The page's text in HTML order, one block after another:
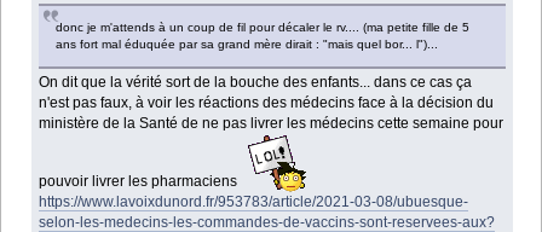
donc je m'attends à un coup de fil pour décaler le rv.... (ma petite fille de 5
ans fort mal éduquée par sa grand mère dirait : "mais quel bor... l")...
On dit que la vérité sort de la bouche des enfants... dans ce cas ça
n'est pas faux, à voir les réactions des médecins face à la décision du
ministère de la Santé de ne pas livrer les médecins cette semaine pour
pouvoir livrer les pharmaciens
https://www.lavoixdunord.fr/953783/article/2021-03-08/ubuesque-
selon-les-medecins-les-commandes-de-vaccins-sont-reservees-aux?